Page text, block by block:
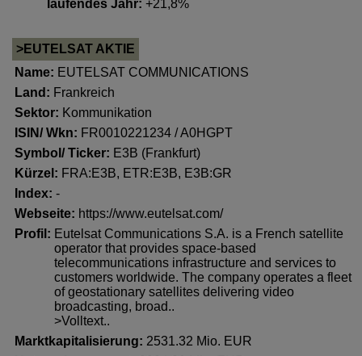
laufendes Jahr: +21,8%
>EUTELSAT AKTIE
Name: EUTELSAT COMMUNICATIONS
Land: Frankreich
Sektor: Kommunikation
ISIN/ Wkn: FR0010221234 / A0HGPT
Symbol/ Ticker: E3B (Frankfurt)
Kürzel: FRA:E3B, ETR:E3B, E3B:GR
Index: -
Webseite: https://www.eutelsat.com/
Profil: Eutelsat Communications S.A. is a French satellite
operator that provides space-based
telecommunications infrastructure and services to
customers worldwide. The company operates a fleet
of geostationary satellites delivering video
broadcasting, broad..
>Volltext..
Marktkapitalisierung: 2531.32 Mio. EUR